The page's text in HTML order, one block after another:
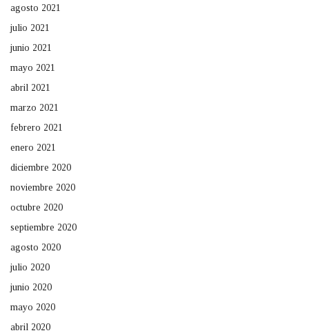
agosto 2021
julio 2021
junio 2021
mayo 2021
abril 2021
marzo 2021
febrero 2021
enero 2021
diciembre 2020
noviembre 2020
octubre 2020
septiembre 2020
agosto 2020
julio 2020
junio 2020
mayo 2020
abril 2020